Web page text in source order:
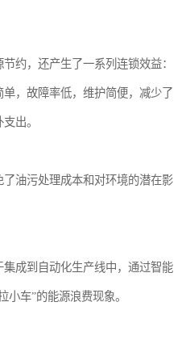
约，还产生了一系列连锁效益：
，故障率低，维护简便，减少了
出。
油污处理成本和对环境的潜在影
成到自动化生产线中，通过智能
小车”的能源浪费现象。